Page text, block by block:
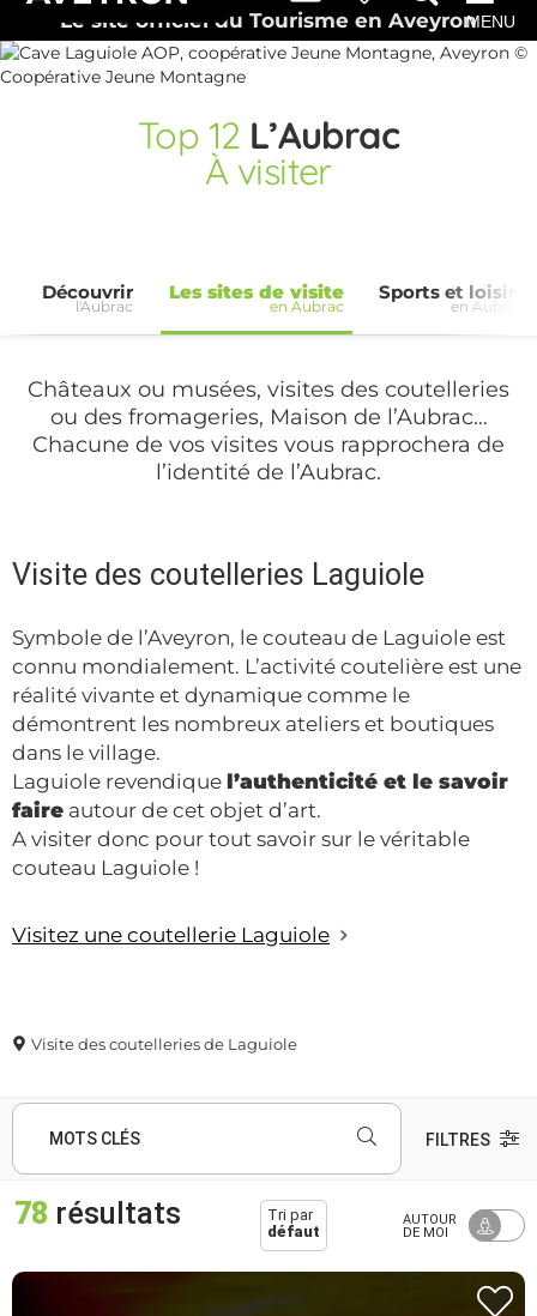
Le site officiel du Tourisme en AveyronMENU
Top 12 L’Aubrac
À visiter
Découvrir
l'Aubrac
Les sites de visite
en Aubrac
Sports et loisirs
en Aubrac
Châteaux ou musées, visites des coutelleries
ou des fromageries, Maison de l’Aubrac…
Chacune de vos visites vous rapprochera de
l’identité de l’Aubrac.
Visite des coutelleries de Laguiole
Visite des coutelleries Laguiole
Symbole de l’Aveyron, le couteau de Laguiole est
connu mondialement. L’activité coutelière est une
réalité vivante et dynamique comme le
démontrent les nombreux ateliers et boutiques
dans le village.
Laguiole revendique l’authenticité et le savoir
faire autour de cet objet d’art.
A visiter donc pour tout savoir sur le véritable
couteau Laguiole !
Visitez une coutellerie Laguiole
MOTS CLÉS FILTRES
78 résultats
Tri par
défaut
AUTOUR
DE MOI